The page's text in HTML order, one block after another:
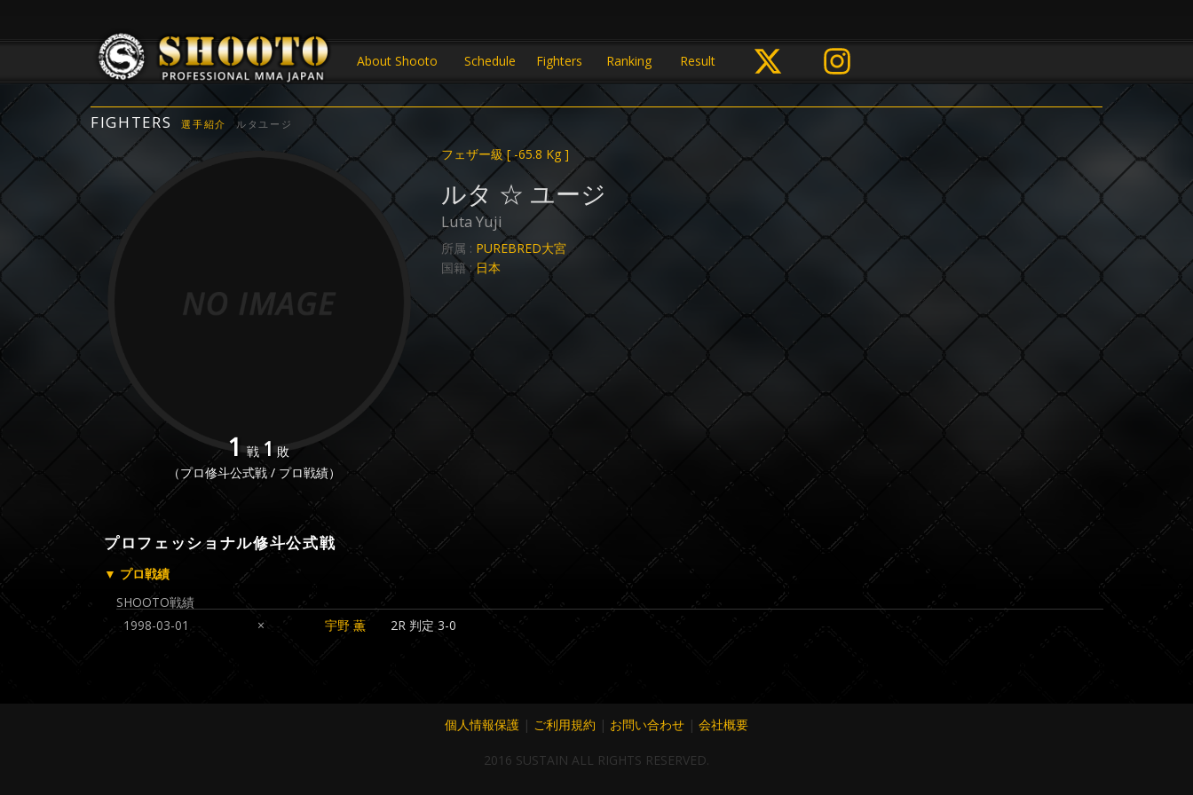
About Shooto Schedule Fighters Ranking Result
FIGHTERS 選手紹介 ルタユージ
1 戦 1 敗
（プロ修斗公式戦 / プロ戦績）
フェザー級[ -65.8 Kg ]
ルタ ☆ ユージ
Luta Yuji
所属 : PUREBRED大宮
国籍 :日本
プロフェッショナル修斗公式戦
▼ プロ戦績
SHOOTO戦績
1998-03-01
× 宇野 薫 2R 判定 3-0
個人情報保護 | ご利用規約 | お問い合わせ | 会社概要
2016 SUSTAIN ALL RIGHTS RESERVED.